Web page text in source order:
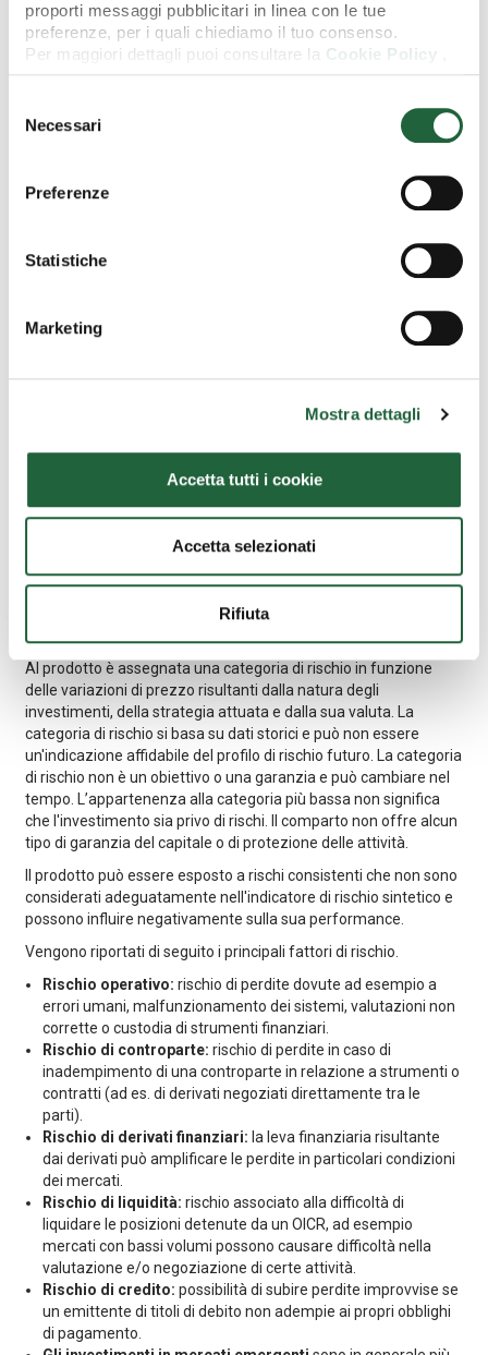
proporti messaggi pubblicitari in linea con le tue
preferenze, per i quali chiediamo il tuo consenso.
Per maggiori dettagli puoi consultare la Cookie Policy
"Rifiuta".
delNecessari
Preferenze
Statistiche
Marketing
Mostra dettagli
Accetta tutti i cookie
Accetta selezionati
Rifiuta
Incidenza annuale dei costi in caso di mantenimento del
prodotto sino al periodo di detenzione raccomandato
Altre informazioni
Data di avvio
IT 58 Z 03479 01600 000800895200
Considerazioni sui rischi
Al prodotto è assegnata una categoria di rischio in funzione
delle variazioni di prezzo risultanti dalla natura degli
investimenti, della strategia attuata e dalla sua valuta. La
categoria di rischio si basa su dati storici e può non essere
un'indicazione affidabile del profilo di rischio futuro. La categoria
di rischio non è un obiettivo o una garanzia e può cambiare nel
tempo. L’appartenenza alla categoria più bassa non significa
che l'investimento sia privo di rischi. Il comparto non offre alcun
tipo di garanzia del capitale o di protezione delle attività.
Il prodotto può essere esposto a rischi consistenti che non sono
considerati adeguatamente nell'indicatore di rischio sintetico e
possono influire negativamente sulla sua performance.
Vengono riportati di seguito i principali fattori di rischio.
Rischio operativo: rischio di perdite dovute ad esempio a
errori umani, malfunzionamento dei sistemi, valutazioni non
corrette o custodia di strumenti finanziari.
Rischio di controparte: rischio di perdite in caso di
inadempimento di una controparte in relazione a strumenti o
contratti (ad es. di derivati negoziati direttamente tra le
parti).
Rischio di derivati finanziari: la leva finanziaria risultante
dai derivati può amplificare le perdite in particolari condizioni
dei mercati.
Rischio di liquidità: rischio associato alla difficoltà di
liquidare le posizioni detenute da un OICR, ad esempio
mercati con bassi volumi possono causare difficoltà nella
valutazione e/o negoziazione di certe attività.
Rischio di credito: possibilità di subire perdite improvvise se
un emittente di titoli di debito non adempie ai propri obblighi
di pagamento.